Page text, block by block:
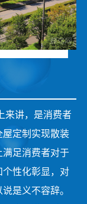
来讲，是消费者
屋定制实现散装
满足消费者对于
性化彰显，对
是义不容辞。